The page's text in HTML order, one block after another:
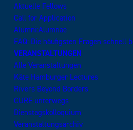
Aktuelle Fellows
Call for Application
Alumni:Alumnae
FAQ: Die häufigsten Fragen schnell
VERANSTALTUNGEN
Alle Veranstaltungen
Käte Hamburger Lectures
Rivers Beyond Borders
CURE unterwegs
Dienstagskolloquium
Veranstaltungsarchiv